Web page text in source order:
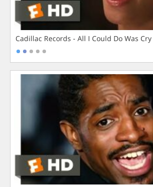
Cadillac Records - All I Could Do Was Cry